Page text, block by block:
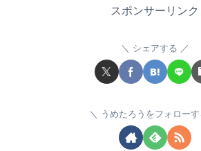
スポンサーリンク
シェアする
うめたろうをフォローす